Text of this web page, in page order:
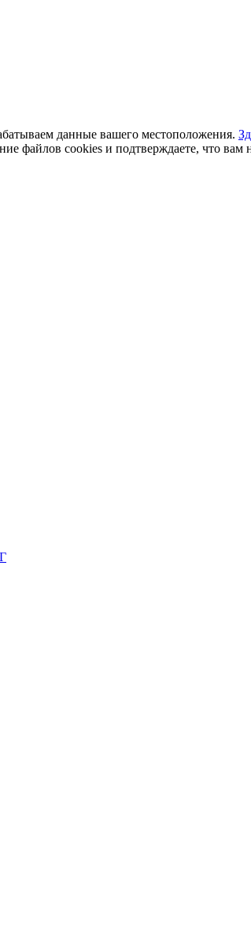
данные вашего местоположения.
файлов cookies и подтверждаете, что вам